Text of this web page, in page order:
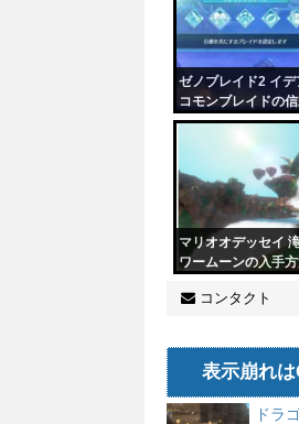
ゼノブレイド2 イ
コモンブレイドの
マリオオデッセイ
ワームーンの入手
コンタクト
表示崩れ
ドラ